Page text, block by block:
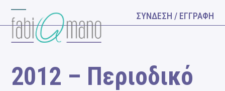
ΣΥΝΔΕΣΗ / ΕΓΓΡΑΦΗ
Open
mobile
Close
mobile
2012 – Περιοδικό